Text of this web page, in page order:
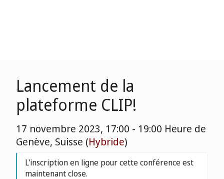
Lancement de la
plateforme CLIP!
17 novembre 2023, 17:00 - 19:00 Heure de
Genève, Suisse (Hybride)
L'inscription en ligne pour cette conférence est
maintenant close.